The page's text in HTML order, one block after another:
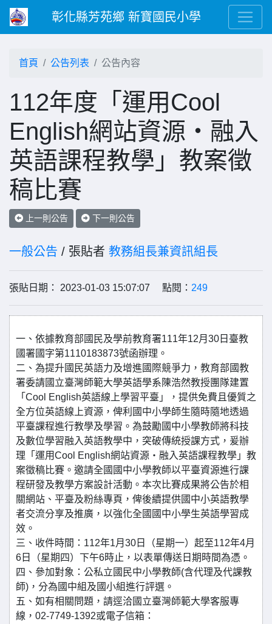
彰化縣芳苑鄉 新寶國民小學
首頁 公告列表 公告內容
112年度「運用Cool
English網站資源‧融入
英語課程教學」教案徵
稿比賽
上一則公告 下一則公告
一般公告 / 張貼者 教務組長兼資訊組長
張貼日期： 2023-01-03 15:07:07 點閱： 249
一、依據教育部國民及學前教育署111年12月30日臺教
國署國字第1110183873號函辦理。
二、為提升國民英語力及增進國際競爭力，教育部國教
署委請國立臺灣師範大學英語學系陳浩然教授團隊建置
「Cool English英語線上學習平臺」，提供免費且優質之
全方位英語線上資源，俾利國中小學師生隨時隨地透過
平臺課程進行教學及學習。為鼓勵國中小學教師將科技
及數位學習融入英語教學中，突破傳統授課方式，爰辦
理「運用Cool English網站資源‧融入英語課程教學」教
案徵稿比賽。邀請全國國中小學教師以平臺資源進行課
程研發及教學方案設計活動。本次比賽成果將公告於相
關網站、平臺及粉絲專頁，俾後續提供國中小英語教學
者交流分享及推廣，以強化全國國中小學生英語學習成
效。
三、收件時間：112年1月30日（星期一）起至112年4月
6日（星期四）下午6時止，以表單傳送日期時間為憑。
四、參加對象：公私立國民中小學教師(含代理及代課教
師)，分為國中組及國小組進行評選。
五、如有相關問題，請逕洽國立臺灣師範大學客服專
線，02-7749-1392或電子信箱：